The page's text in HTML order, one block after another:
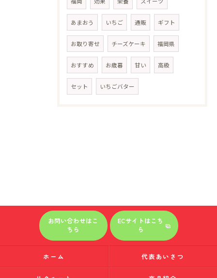
あまおう いちご 通販 ギフト
お取り寄せ チーズケーキ 福岡県
おすすめ お歳暮 甘い 高級
セット いちごバター
お問い合わせはこ
ちら
ECサイトはこち
ら
ホーム 代表あいさつ